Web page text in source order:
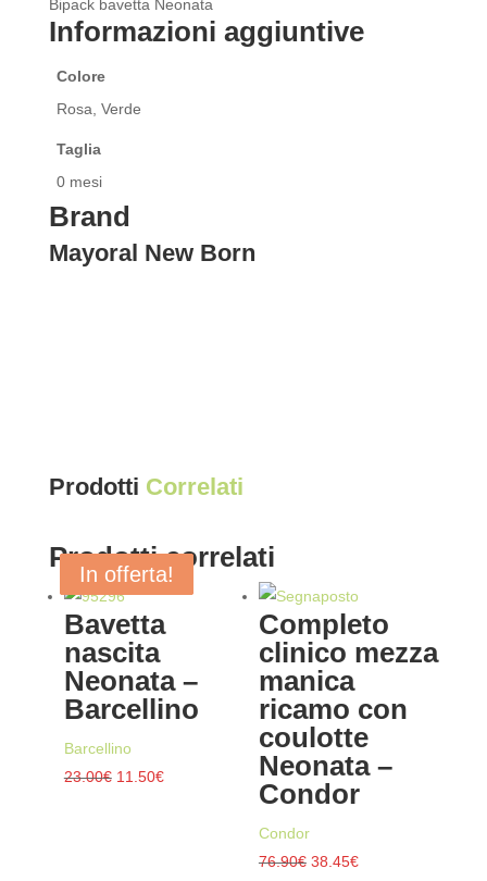
Bipack bavetta Neonata
Informazioni aggiuntive
Colore
Rosa, Verde
Taglia
0 mesi
Brand
Mayoral New Born
Prodotti Correlati
Prodotti correlati
In offerta!
Bavetta
nascita
Neonata –
Barcellino
Barcellino
23.00€ Il11.50€Il
In offerta!
Completo
clinico mezza
manica
ricamo con
coulotte
Neonata –
Condor
Condor
76.90€ Il
38.45€Il
In offerta!
In offerta!